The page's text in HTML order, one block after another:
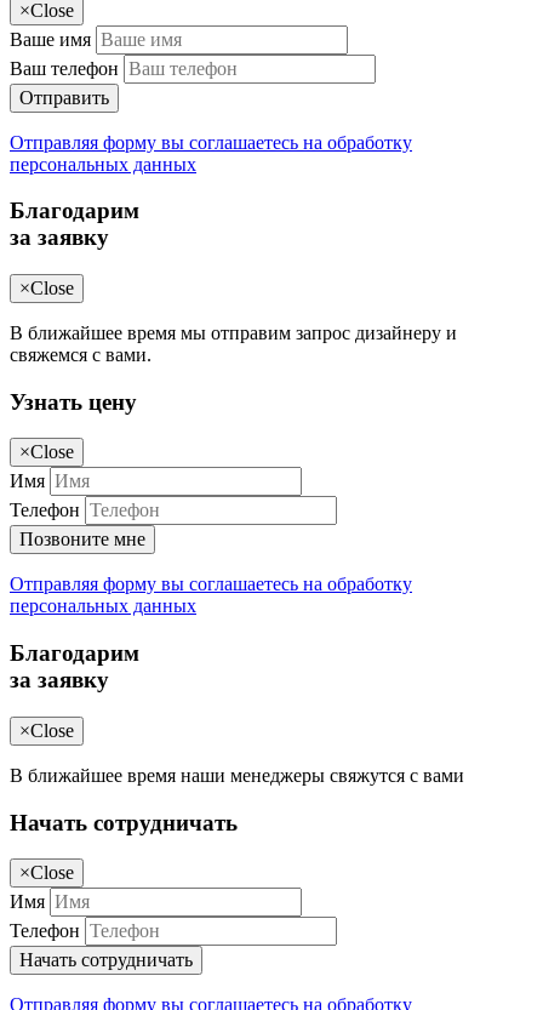
×Close
Ваше имя
Ваш телефон
Отправить
Отправляя форму вы соглашаетесь на обработку
персональных данных
Благодарим
за заявку
×Close
В ближайшее время мы отправим запрос дизайнеру и
свяжемся с вами.
Узнать цену
×Close
Имя
Телефон
Позвоните мне
Отправляя форму вы соглашаетесь на обработку
персональных данных
Благодарим
за заявку
×Close
В ближайшее время наши менеджеры свяжутся с вами
Начать сотрудничать
×Close
Имя
Телефон
Начать сотрудничать
Отправляя форму вы соглашаетесь на обработку